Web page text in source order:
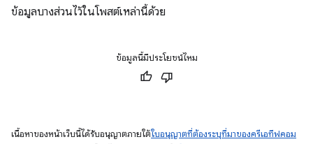
ข้อมูลบางส่วนไว้ในโพสต์เหล่านี้ด้วย
ข้อมูลนี้มีประโยชน์ไหม
เนื้อหาของหน้าเว็บนี้ได้รับอนุญาตภายใต้ใบอนุญาตที่ต้องระบุที่มาของครีเอทีฟคอม